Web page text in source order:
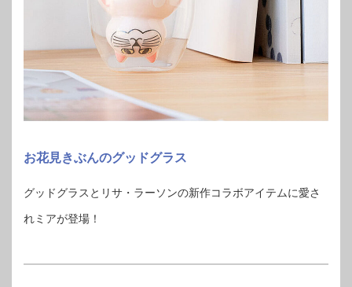
お花見きぶんのグッドグラス
グッドグラスとリサ・ラーソンの新作コラボアイテムに愛さ
れミアが登場！